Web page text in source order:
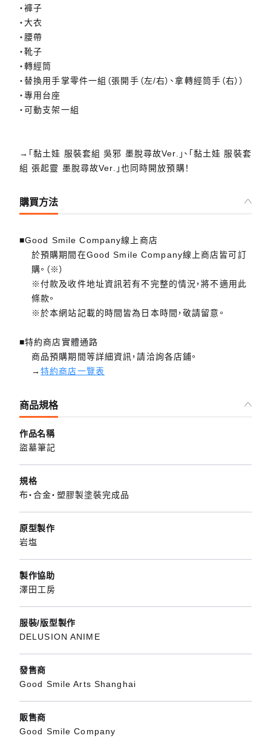
・褲子
・大衣
・腰帶
・靴子
・轉經筒
・替換用手掌零件一組（張開手（左/右）、拿轉經筒手（右））
・專用台座
・可動支架一組
→「黏土娃 服裝套組 吳邪 墨脫尋故Ver.」、「黏土娃 服裝套
組 張起靈 墨脫尋故Ver.」也同時開放預購！
購買方法
■Good Smile Company線上商店
於預購期間在Good Smile Company線上商店皆可訂
購。（※）
※付款及收件地址資訊若有不完整的情況，將不適用此
條款。
※於本網站記載的時間皆為日本時間，敬請留意。
■特約商店實體通路
商品預購期間等詳細資訊，請洽詢各店鋪。
→特約商店一覽表
商品規格
作品名稱
盜墓筆記
規格
布・合金・塑膠製塗裝完成品
原型製作
岩塩
製作協助
澤田工房
服裝/版型製作
DELUSION ANIME
發售商
Good Smile Arts Shanghai
販售商
Good Smile Company